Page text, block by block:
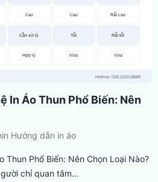
In Áo Thun Phổ Biến: Nên
in Hướng dẫn in áo
Thun Phổ Biến: Nên Chọn Loại Nào?
chỉ quan tâm…